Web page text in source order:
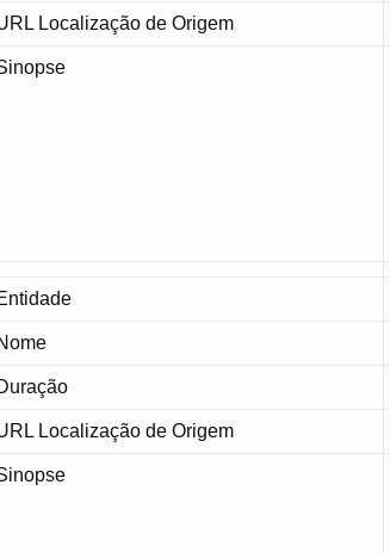
Localização de Origem
Localização de Origem